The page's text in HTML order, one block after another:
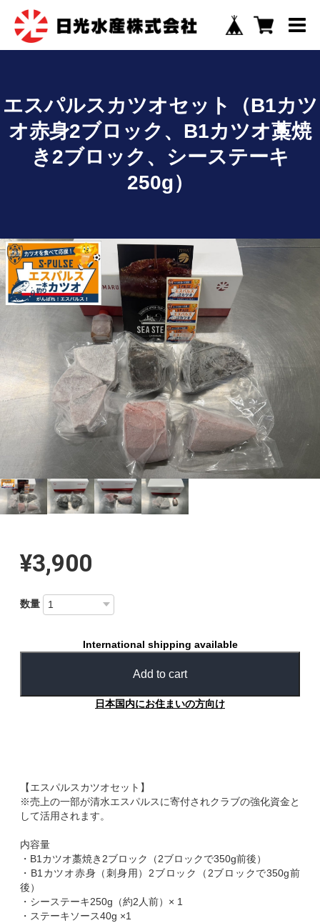
エスパルスカツオセット（B1カツ
オ赤身2ブロック、B1カツオ藁焼
き2ブロック、シーステーキ
250g）
¥3,900
数量
International shipping available
Add to cart
日本国内にお住まいの方向け
【エスパルスカツオセット】
※売上の一部が清水エスパルスに寄付されクラブの強化資金と
して活用されます。
内容量
・B1カツオ藁焼き2ブロック（2ブロックで350g前後）
・B1カツオ赤身（刺身用）2ブロック（2ブロックで350g前
後）
・シーステーキ250g（約2人前）× 1
・ステーキソース40g ×1